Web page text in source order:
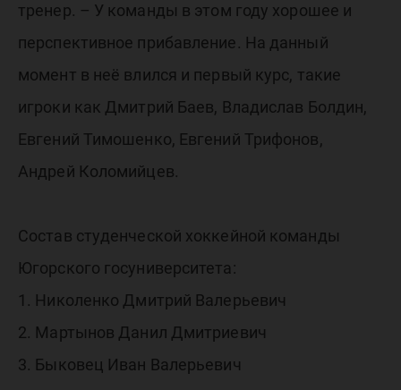
тренер. – У команды в этом году хорошее и
перспективное прибавление. На данный
момент в неё влился и первый курс, такие
игроки как Дмитрий Баев, Владислав Болдин,
Евгений Тимошенко, Евгений Трифонов,
Андрей Коломийцев.
Состав студенческой хоккейной команды
Югорского госуниверситета:
1. Николенко Дмитрий Валерьевич
2. Мартынов Данил Дмитриевич
3. Быковец Иван Валерьевич